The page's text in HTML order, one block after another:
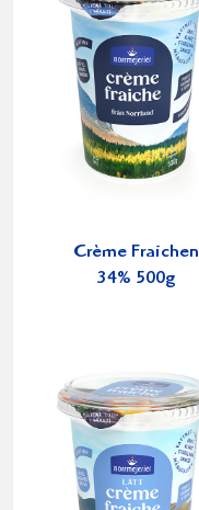
Crème Fraichen
34% 500g